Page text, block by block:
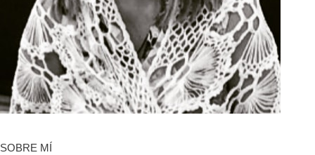
SOBRE MÍ